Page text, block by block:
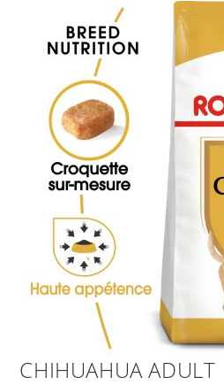
CHIHUAHUA ADULT